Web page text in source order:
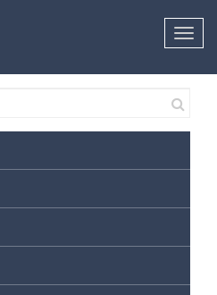
Toggle